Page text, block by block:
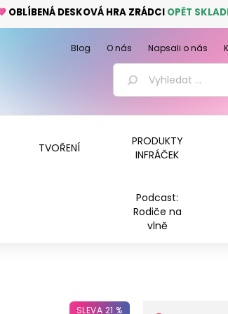
OBLÍBENÁ DESKOVÁ HRA ZRÁDCI OPĚT
TVOŘENÍ
PRODUKTY
INFRÁČEK
Podcast:
Rodiče na
vlně
Blog O nás Napsali o nás
SLEVA 21 %